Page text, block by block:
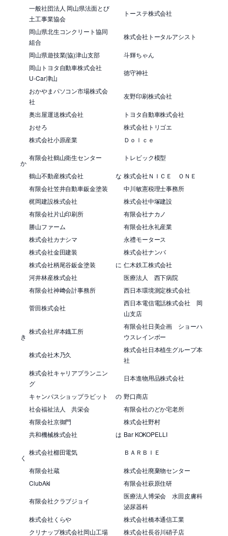
一般社団法人 岡山県法面とび
土工事業協会
トーステ株式会社
岡山県北生コンクリート協同
組合
株式会社トータルアシスト
岡山県遊技業(協)津山支部
斗輝ちゃん
岡山トヨタ自動車株式会社
U-Car津山
徳守神社
おかやまパソコン市場株式会
社
友野印刷株式会社
奥出屋運送株式会社
トヨタ自動車株式会社
おせろ
株式会社トリゴエ
株式会社小原産業
Ｄｏｌｃｅ
か
有限会社鶴山衛生センター トレビック模型
鶴山不動産株式会社 な 株式会社ＮＩＣＥ ＯＮＥ
有限会社笠井自動車鈑金塗装
中川敏憲税理士事務所
梶岡建設株式会社
株式会社中塚建設
有限会社片山印刷所
有限会社ナカノ
勝山ファーム
有限会社永礼産業
株式会社カナシマ
永禮モータース
株式会社金田建装
株式会社ナンバ
株式会社柄尾谷鈑金塗装
に 仁木鉄工株式会社
河井林産株式会社
医療法人 西下病院
有限会社神﨑会計事務所
西日本環境測定株式会社
菅田株式会社
西日本電信電話株式会社 岡
山支店
き
株式会社岸本鐡工所
有限会社日美企画 ショーハ
ウスレインボー
株式会社木乃久
株式会社日本植生グループ本
社
株式会社キャリアプランニン
グ
日本進物用品株式会社
キャンパスショップラビット の 野口商店
社会福祉法人 共栄会
有限会社のどか宅老所
有限会社京御門
株式会社野村
共和機械株式会社
は Bar KOKOPELLI
く
株式会社櫛田電気 ＢＡＲＢＩＥ
有限会社蔵
株式会社廃棄物センター
ClubAki
有限会社萩原住研
有限会社クラブジョイ
医療法人博栄会 水田皮膚科
泌尿器科
株式会社くらや
株式会社橋本通信工業
クリナップ株式会社岡山工場
株式会社長谷川硝子店